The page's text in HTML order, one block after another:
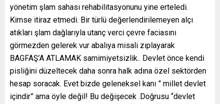
yönetim şlam sahası rehabilitasyonunu yine erteledi.
Kimse itiraz etmedi. Bir türlü değerlendirilemeyen alçı
atıkları şlam dağlarıyla utanç verci çevre faciasını
görmezden gelerek vur abalıya misali zıplayarak
BAGFAŞ’A ATLAMAK samimiyetsizlik.. Devlet önce kendi
pisliğini düzeltecek daha sonra halk adına özel sektörden
hesap soracak. Evet bizde geleneksel kanı ” millet devlet
içindir” ama öyle değil! Bu değişecek .Doğrusu “devlet